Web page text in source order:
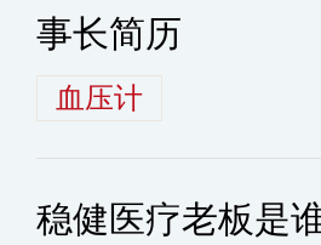
事长简历
血压计
稳健医疗老板是